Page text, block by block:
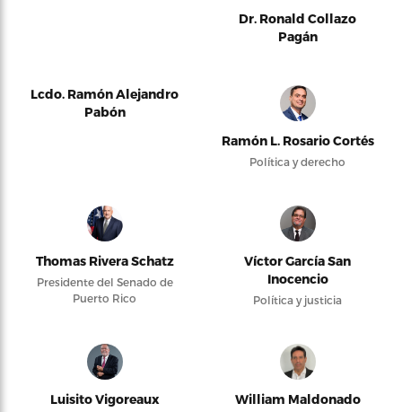
Dr. Ronald Collazo
Pagán
Lcdo. Ramón Alejandro
Pabón
Ramón L. Rosario Cortés
Política y derecho
Thomas Rivera Schatz
Presidente del Senado de
Puerto Rico
Víctor García San
Inocencio
Política y justicia
Luisito Vigoreaux William Maldonado